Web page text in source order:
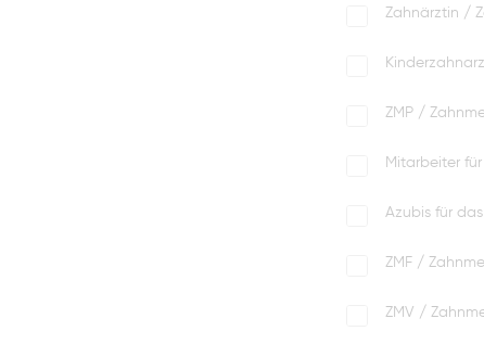
Zahnärztin /
ZMP /
Mitarbeiter
Azubis für
ZMF /
ZMV /